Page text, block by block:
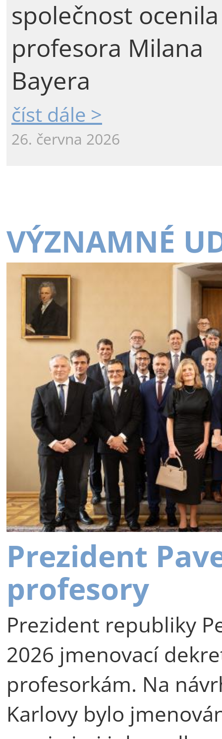
společnost ocenila
profesora Milana
Bayera
číst dále >
26. června 2026
VÝZNAMNÉ
Prezident
profesory
Prezident republiky
2026 jmenovací
profesorkám. Na
Karlovy bylo